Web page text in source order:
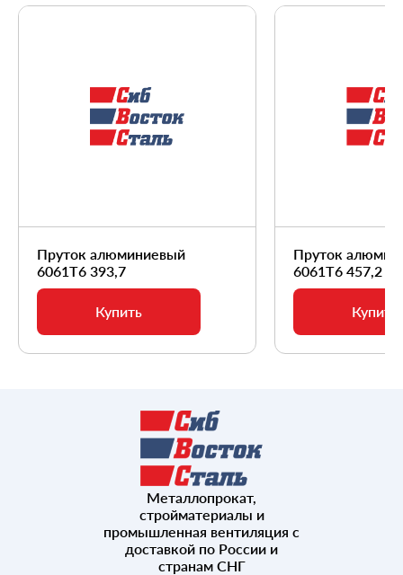
Пруток алюминиевый
6061Т6 393,7
Купить
Пруток
6061Т6 457,2
Купить
Металлопрокат,
стройматериалы и
промышленная вентиляция с
доставкой по России и
странам СНГ